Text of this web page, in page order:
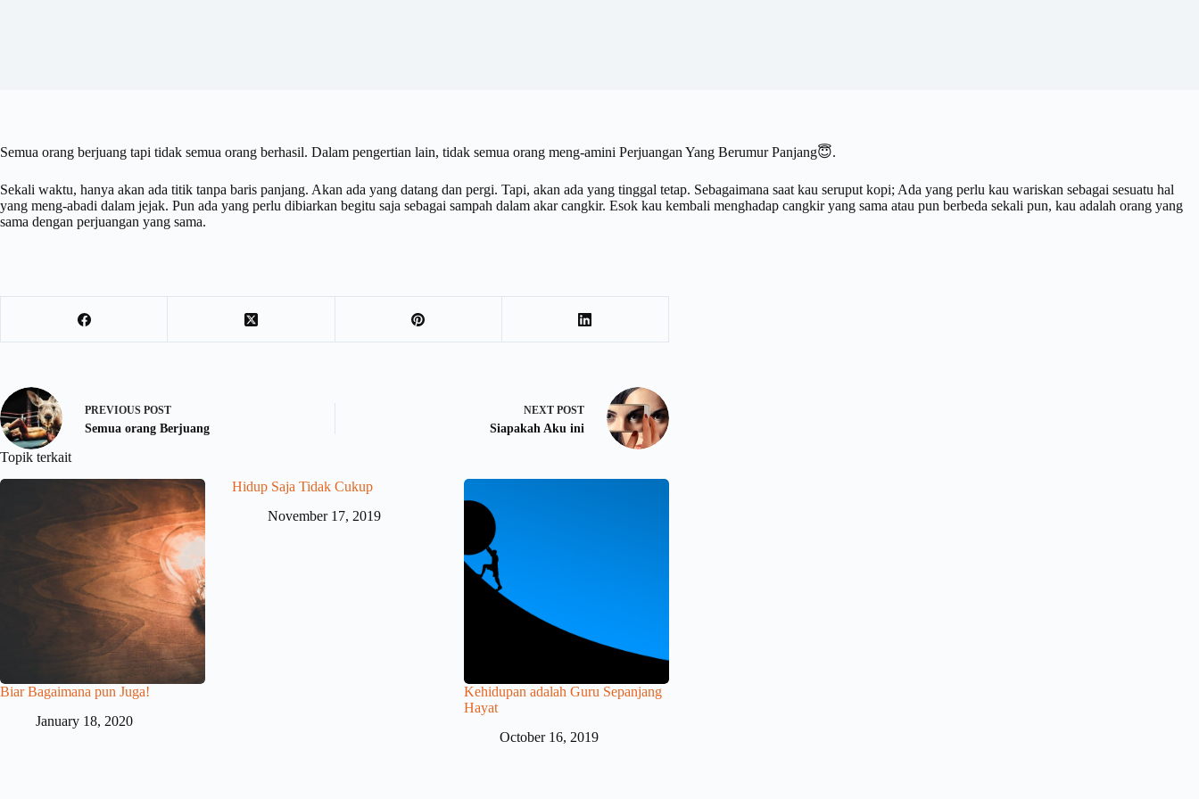
Semua orang berjuang tapi tidak semua orang berhasil. Dalam pengertian lain, tidak semua orang meng-amini Perjuangan Yang Berumur Panjang😇.
Sekali waktu, hanya akan ada titik tanpa baris panjang. Akan ada yang datang dan pergi. Tapi, akan ada yang tinggal tetap. Sebagaimana saat kau seruput kopi; Ada yang perlu kau wariskan sebagai sesuatu hal
yang meng-abadi dalam jejak. Pun ada yang perlu dibiarkan begitu saja sebagai sampah dalam akar cangkir. Esok kau kembali menghadap cangkir yang sama atau pun berbeda sekali pun, kau adalah orang yang
sama dengan perjuangan yang sama.
PREVIOUS POST
Semua orang Berjuang
NEXT POST
Siapakah Aku ini
Topik terkait
Biar Bagaimana pun Juga!
January 18, 2020
Hidup Saja Tidak Cukup
November 17, 2019
Kehidupan adalah Guru Sepanjang
Hayat
October 16, 2019